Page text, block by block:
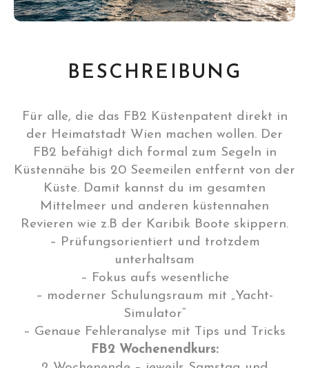
BESCHREIBUNG
Für alle, die das FB2 Küstenpatent direkt in
der Heimatstadt Wien machen wollen. Der
FB2 befähigt dich formal zum Segeln in
Küstennähe bis 20 Seemeilen entfernt von der
Küste. Damit kannst du im gesamten
Mittelmeer und anderen küstennahen
Revieren wie z.B der Karibik Boote skippern.
– Prüfungsorientiert und trotzdem
unterhaltsam
– Fokus aufs wesentliche
– moderner Schulungsraum mit „Yacht-
Simulator“
– Genaue Fehleranalyse mit Tips und Tricks
FB2 Wochenendkurs: